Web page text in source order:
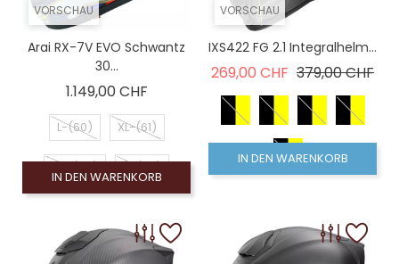
VORSCHAU
Arai RX-7V EVO Schwantz
30...
1.149,00 CHFPreis
L-(60) XL-(61)
XS-(54) S-(56)
IN DEN WARENKORB
VORSCHAU
IXS422 FG 2.1 Integralhelm...
269,00 CHF Verkaufspreis
379,00 CHF
IN DEN WARENKORB